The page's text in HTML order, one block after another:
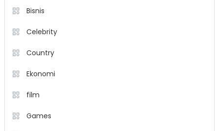
Bisnis
Celebrity
Country
Ekonomi
film
Games